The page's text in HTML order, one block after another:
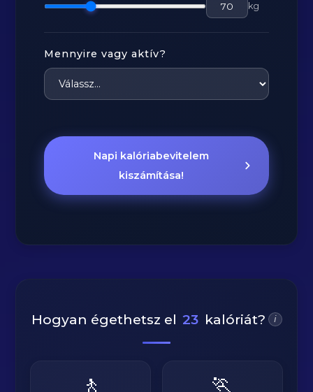
kg
Mennyire vagy aktív?
Napi kalóriabevitelem
kiszámítása!
Hogyan égethetsz el 23 kalóriát? i
🚶 🏃